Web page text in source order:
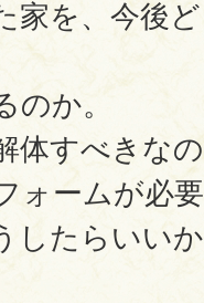
家を、今後
か。
体すべきな
ォームが必
したらいい